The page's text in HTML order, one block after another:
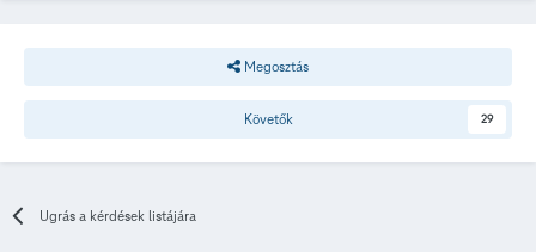
Megosztás
Követők 29
Ugrás a kérdések listájára